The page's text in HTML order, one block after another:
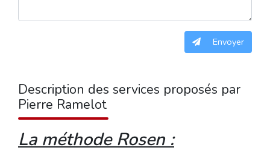
Envoyer
Description des services proposés par
Pierre Ramelot
La méthode Rosen :